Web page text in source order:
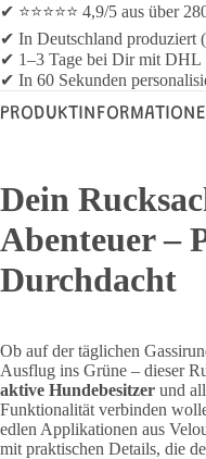
✔ ⭐⭐⭐⭐⭐ 4,9/5 aus über
✔ In Deutschland produziert
✔ 1–3 Tage bei Dir mit DHL
✔ In 60 Sekunden
Dein
Abenteuer –
Durchdacht
Ob auf der täglichen
Ausflug ins Grüne – dieser
aktive Hundebesitzer und
Funktionalität verbinden
edlen Applikationen aus
mit praktischen Details, die